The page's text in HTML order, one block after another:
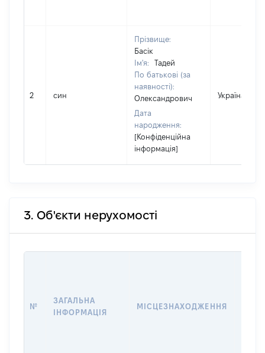
2 син
Прізвище:
Басік
Ім'я:
Тадей
По батькові (за
наявності):
Олександрович
Дата
народження:
[Конфіденційна
інформація]
Україна
3. Об'єкти нерухомості
№
ЗАГАЛЬНА
ІНФОРМАЦІЯ
МІСЦЕЗНАХОДЖЕННЯ